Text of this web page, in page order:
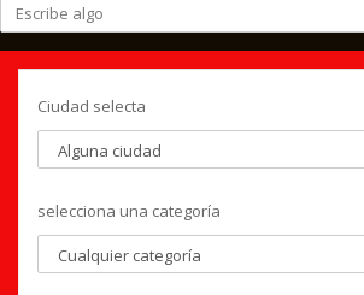
Ciudad selecta
selecciona una categoría